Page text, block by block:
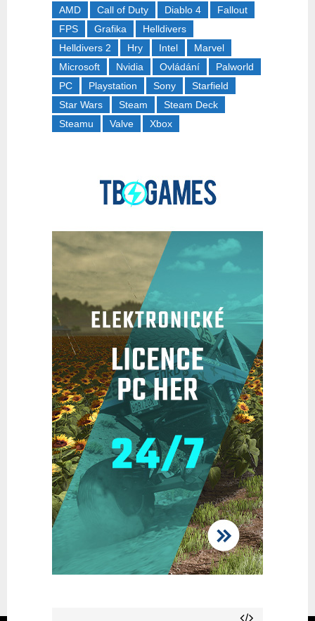
AMD Call of Duty Diablo 4
Fallout
FPS
Grafika
Helldivers
Helldivers 2
Hry Intel
Marvel
Microsoft
Nvidia Ovládání
Palworld
PC
Playstation Sony
Starfield
Star Wars
Steam
Steam Deck
Steamu
Valve Xbox